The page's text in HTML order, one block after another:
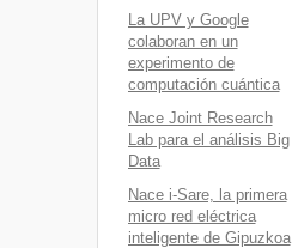
La UPV y Google
colaboran en un
experimento de
computación cuántica
Nace Joint Research
Lab para el análisis Big
Data
Nace i-Sare, la primera
micro red eléctrica
inteligente de Gipuzkoa